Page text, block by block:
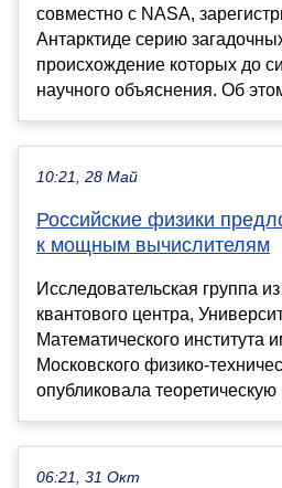
совместно с NASA,
Антарктиде серию
происхождение которых до
научного объяснения. Об
10:21, 28 Май
Российские физики
к мощным вычислителям
Исследовательская группа
квантового центра,
Математического института
Московского физико-
опубликовала теоретическую
06:21, 31 Окт